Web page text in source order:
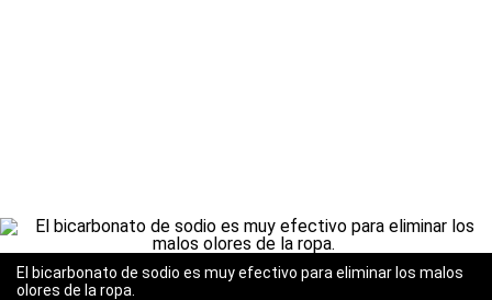
El bicarbonato de sodio es muy efectivo para eliminar los malos
olores de la ropa.